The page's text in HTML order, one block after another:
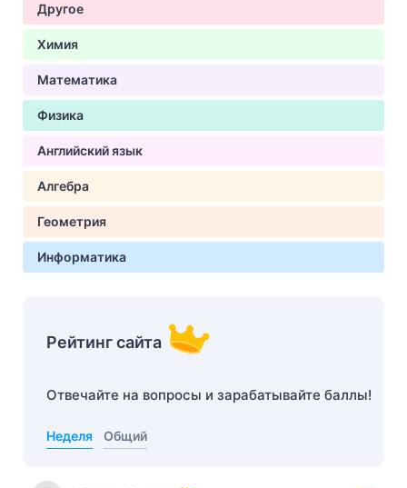
Другое
Химия
Математика
Физика
Английский язык
Алгебра
Геометрия
Информатика
Рейтинг сайта
Отвечайте на вопросы и зарабатывайте баллы!
Неделя Общий